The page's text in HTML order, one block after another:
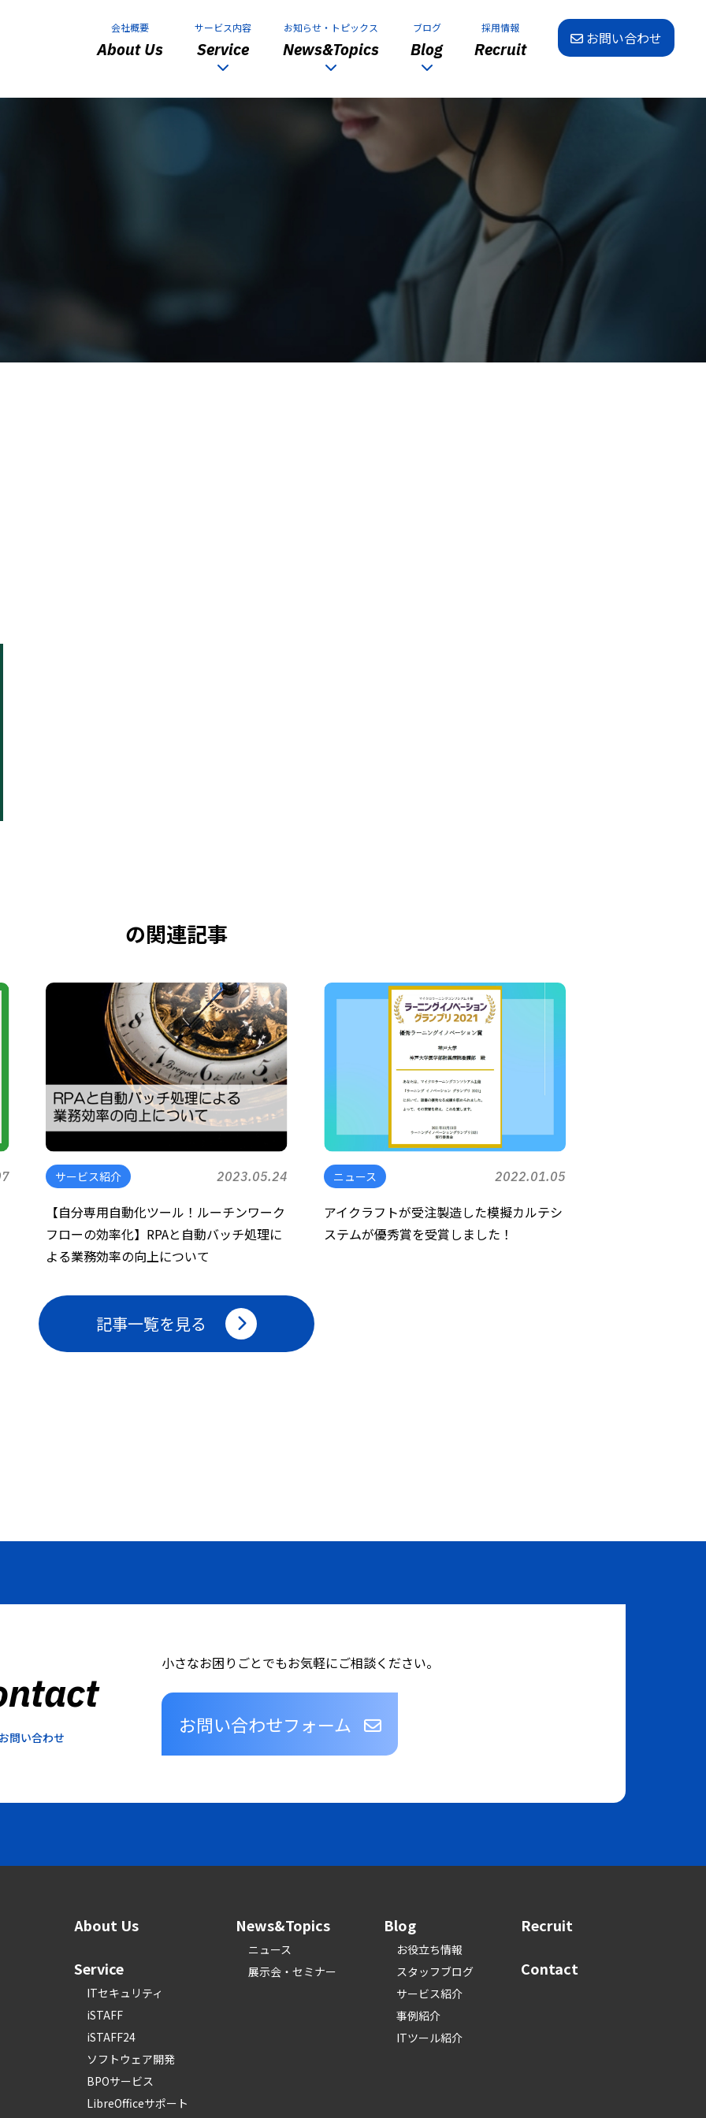
会社概要
About Us
サービス内容
Service
お知らせ・トピックス
News&Topics
ブログ
Blog
採用情報
Recruit
お問い合わせ
の関連記事
サービス紹介 2023.05.24
【自分専用自動化ツール！ルーチンワーク
フローの効率化】RPAと自動バッチ処理に
よる業務効率の向上について
ニュース 2022.01.05
アイクラフトが受注製造した模擬カルテシ
ステムが優秀賞を受賞しました！
記事一覧を見る
問い合わせ
小さなお困りごとでもお気軽にご相談ください。
お問い合わせフォーム
About Us
Service
ITセキュリティ
iSTAFF
iSTAFF24
ソフトウェア開発
BPOサービス
LibreOfficeサポート
News&Topics
ニュース
展示会・セミナー
Blog
お役立ち情報
スタッフブログ
サービス紹介
事例紹介
ITツール紹介
Recruit
Contact